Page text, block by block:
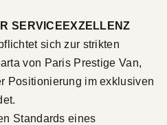
SERVICEEXZELLENZ
sich zur strikten
von Paris Prestige Van,
Positionierung im exklusiven
Standards eines